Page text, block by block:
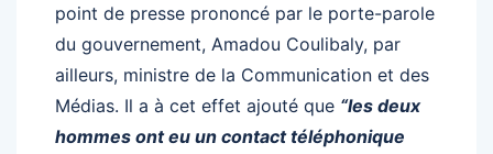
point de presse prononcé par le porte-parole
du gouvernement, Amadou Coulibaly, par
ailleurs, ministre de la Communication et des
Médias. Il a à cet effet ajouté que “les deux
hommes ont eu un contact téléphonique